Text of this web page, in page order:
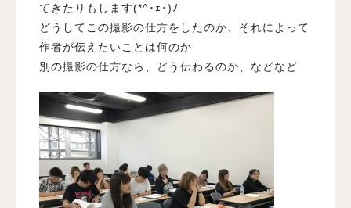
てきたりもします(*^･ｪ･)ﾉ
どうしてこの撮影の仕方をしたのか、それによって
作者が伝えたいことは何のか
別の撮影の仕方なら、どう伝わるのか、などなど